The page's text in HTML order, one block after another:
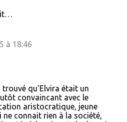
à 18:46
trouvé qu'Elvira était un
convaincant avec le
aristocratique, jeune
ne connait rien à la société,